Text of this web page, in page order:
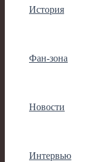
История
Фан-зона
Новости
Интервью